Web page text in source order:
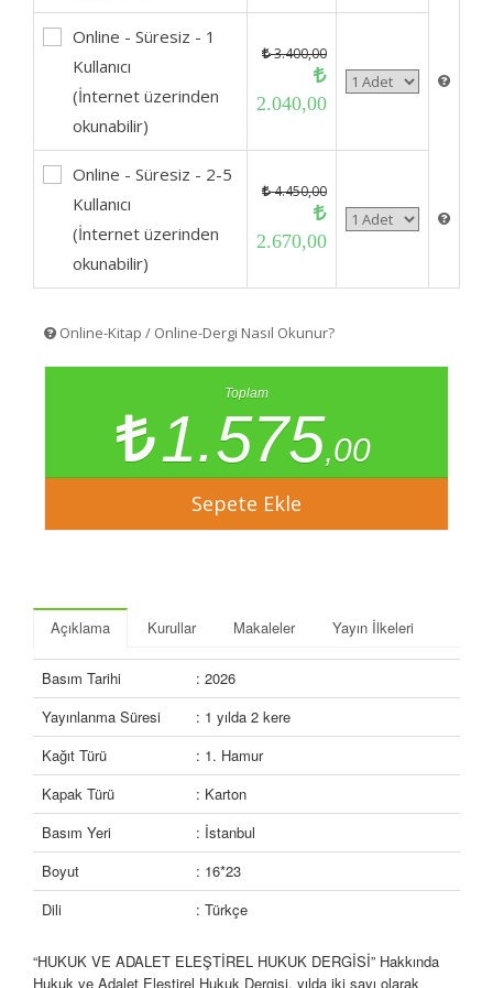
Online - Süresiz - 1
Kullanıcı
(İnternet üzerinden
okunabilir)
3.400,00
2.040,00
Online - Süresiz - 2-5
Kullanıcı
(İnternet üzerinden
okunabilir)
4.450,00
2.670,00
Online-Kitap / Online-Dergi Nasıl Okunur?
Toplam
1.575,00
Açıklama Kurullar Makaleler Yayın İlkeleri
Basım Tarihi
: 2026
Yayınlanma Süresi
: 1 yılda 2 kere
Kağıt Türü
: 1. Hamur
Kapak Türü
: Karton
Basım Yeri
: İstanbul
Boyut
: 16*23
Dili
: Türkçe
“HUKUK VE ADALET ELEŞTİREL HUKUK DERGİSİ” Hakkında
Hukuk ve Adalet Eleştirel Hukuk Dergisi, yılda iki sayı olarak